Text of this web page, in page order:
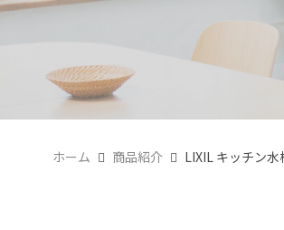
ホーム 商品紹介 LIXIL キッチン